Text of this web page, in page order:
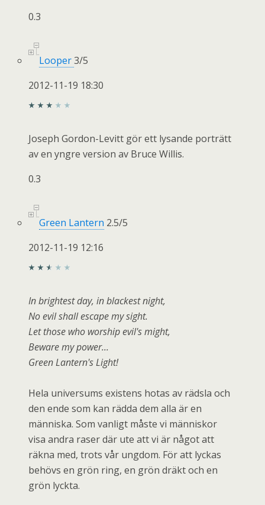
0.3
Looper3/5
2012-11-19 18:30
Joseph Gordon-Levitt gör ett lysande porträtt
av en yngre version av Bruce Willis.
0.3
Green Lantern 2.5/5
2012-11-19 12:16
In brightest day, in blackest night,
No evil shall escape my sight.
Let those who worship evil's might,
Beware my power...
Green Lantern's Light!
Hela universums existens hotas av rädsla och
den ende som kan rädda dem alla är en
människa. Som vanligt måste vi människor
visa andra raser där ute att vi är något att
räkna med, trots vår ungdom. För att lyckas
behövs en grön ring, en grön dräkt och en
grön lyckta.